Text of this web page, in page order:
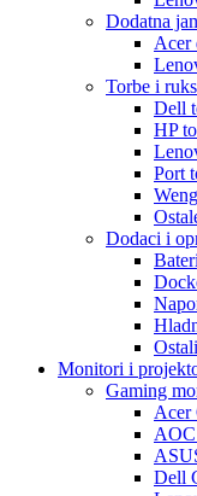
Dodatna
Acer
Torbe i
Dell
HP
Port
Dodaci i
Monitori i
Gaming
Acer
Dell